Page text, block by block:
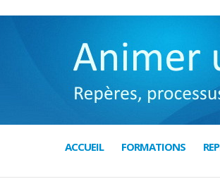
ACCUEIL FORMATIONS